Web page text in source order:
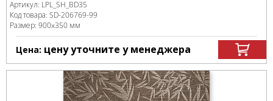
Артикул: LPL_SH_BD35
Код товара: SD-206769-99
Размер: 900x350 мм
Цена: цену уточните у менеджера